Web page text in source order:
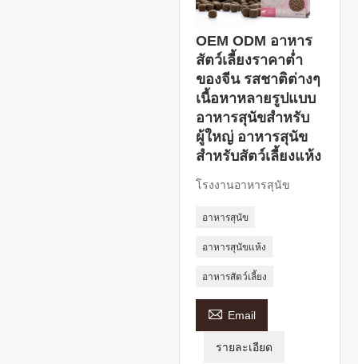
OEM ODM อาหาร
สัตว์เลี้ยงราคาต่ำ
ของจีน รสชาติต่างๆ
เนื้อหาหลายรูปแบบ
อาหารสุนัขสำหรับ
ผู้ใหญ่ อาหารสุนัข
สำหรับสัตว์เลี้ยงแห้ง
โรงงานอาหารสุนัข
อาหารสุนัข
อาหารสุนัขแห้ง
อาหารสัตว์เลี้ยง
 Email
รายละเอียด